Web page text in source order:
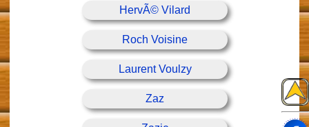
HervÃ© Vilard
Roch Voisine
Laurent Voulzy
Zaz